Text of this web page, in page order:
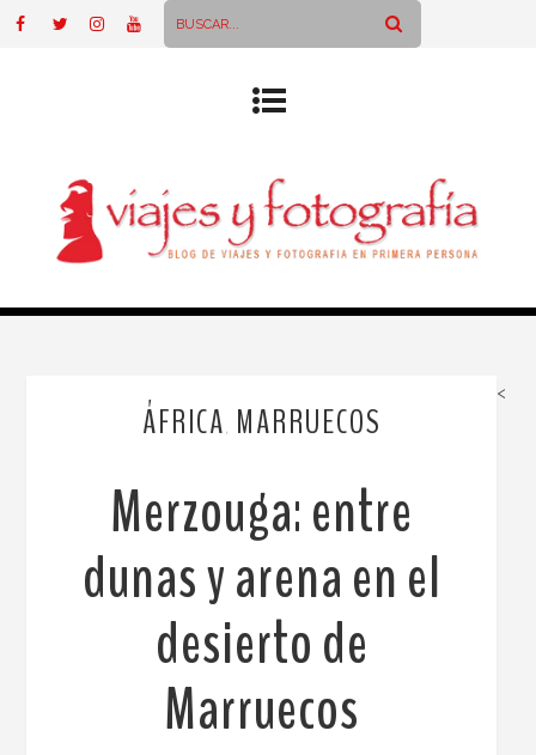
ÁFRICA MARRUECOS
Merzouga: entre
dunas y arena en el
desierto de
Marruecos
<